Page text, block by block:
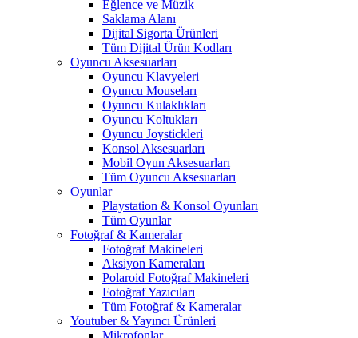
Eğlence ve Müzik
Saklama Alanı
Dijital Sigorta Ürünleri
Tüm Dijital Ürün Kodları
Oyuncu Aksesuarları
Oyuncu Klavyeleri
Oyuncu Mouseları
Oyuncu Kulaklıkları
Oyuncu Koltukları
Oyuncu Joystickleri
Konsol Aksesuarları
Mobil Oyun Aksesuarları
Tüm Oyuncu Aksesuarları
Oyunlar
Playstation & Konsol Oyunları
Tüm Oyunlar
Fotoğraf & Kameralar
Fotoğraf Makineleri
Aksiyon Kameraları
Polaroid Fotoğraf Makineleri
Fotoğraf Yazıcıları
Tüm Fotoğraf & Kameralar
Youtuber & Yayıncı Ürünleri
Mikrofonlar